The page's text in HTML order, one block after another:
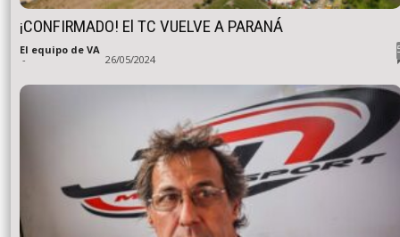
¡CONFIRMADO! El TC VUELVE A PARANÁ
El equipo de VA
- 26/05/2024